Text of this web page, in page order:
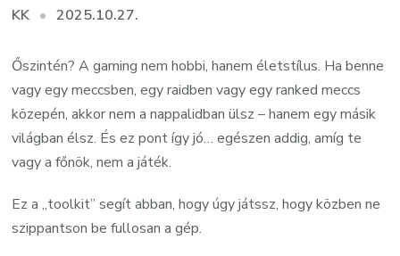
KK 2025.10.27.
Őszintén? A gaming nem hobbi, hanem életstílus. Ha benne
vagy egy meccsben, egy raidben vagy egy ranked meccs
közepén, akkor nem a nappalidban ülsz – hanem egy másik
világban élsz. És ez pont így jó… egészen addig, amíg te
vagy a főnök, nem a játék.
Ez a „toolkit” segít abban, hogy úgy játssz, hogy közben ne
szippantson be fullosan a gép.